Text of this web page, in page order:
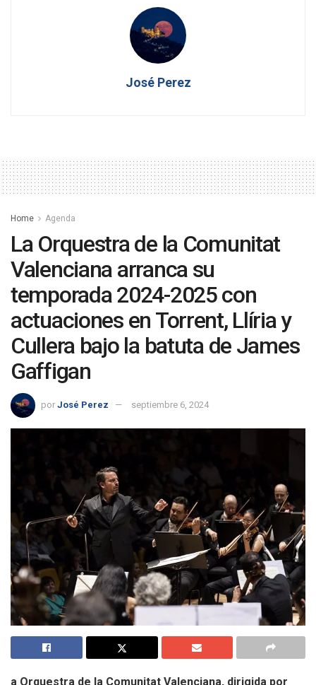
José Perez
Home Agenda
La Orquestra de la Comunitat
Valenciana arranca su
temporada 2024-2025 con
actuaciones en Torrent, Llíria y
Cullera bajo la batuta de James
Gaffigan
por José Perez septiembre 6, 2024
a Orquestra de la Comunitat Valenciana, dirigida por